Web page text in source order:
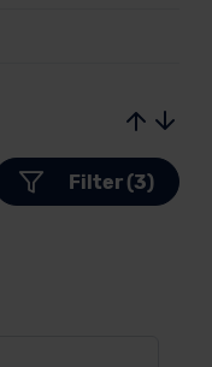
Filter (3)